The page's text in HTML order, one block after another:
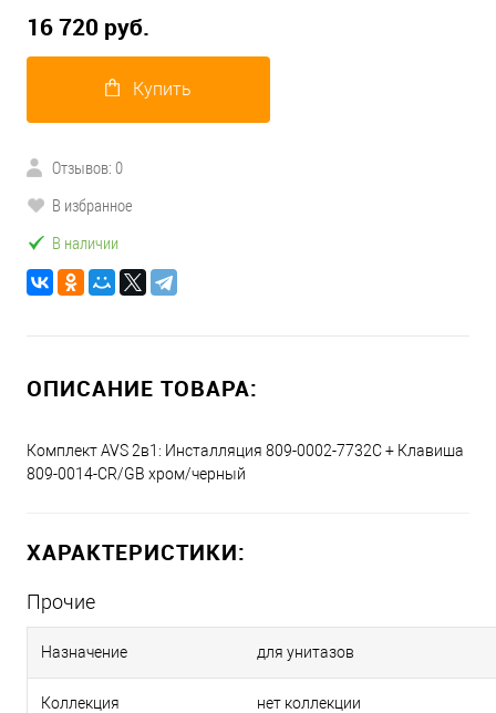
16 720 руб.
Купить
Отзывов: 0
В избранное
В наличии
ОПИСАНИЕ ТОВАРА:
Комплект AVS 2в1: Инсталляция 809-0002-7732C + Клавиша
809-0014-CR/GB хром/черный
ХАРАКТЕРИСТИКИ:
Прочие
Назначение для унитазов
Коллекция нет коллекции